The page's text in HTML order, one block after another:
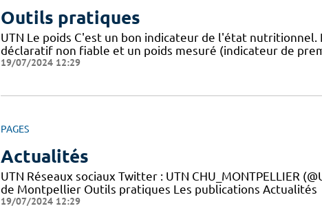
Outils pratiques
UTN Le poids C'est un bon indicateur de l'état
déclaratif non fiable et un poids mesuré (indicateur de
19/07/2024 12:29
PAGES
Actualités
UTN Réseaux sociaux Twitter : UTN CHU_MONTPELLIER
de Montpellier Outils pratiques Les publications Actualités
19/07/2024 12:29